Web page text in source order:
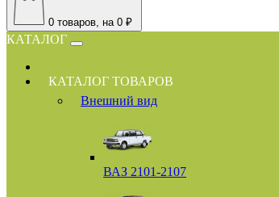
0 товаров, на 0 ₽
КАТАЛОГ
КАТАЛОГ ТОВАРОВ
Внешний вид
ВАЗ 2101-2107